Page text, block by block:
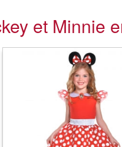
et Minnie